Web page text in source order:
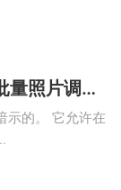
Batch Photo Resizer v3.2 Mac批量照片调整工具破解版
示的。 它允许在